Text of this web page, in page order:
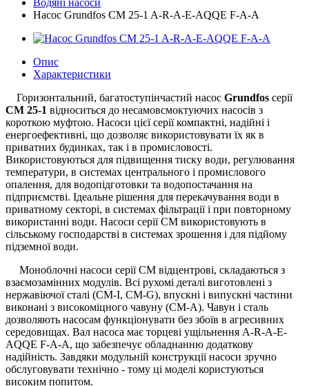
Насос Grundfos CM 25-1 A-R-A-E-AQQE F-A-A
Опис
Характеристики
Горизонтальний, багатоступінчастий насос Grundfos серії
CM 25-1 відноситься до несамовсмоктуючих насосів з
короткою муфтою. Насоси цієї серії компактні, надійні і
енергоефективні, що дозволяє використовувати їх як в
приватних будинках, так і в промисловості.
Використовуються для підвищення тиску води, регулювання
температури, в системах центрального і промислового
опалення, для водопідготовки та водопостачання на
підприємстві. Ідеальне рішення для перекачування води в
приватному секторі, в системах фільтрації і при повторному
використанні води. Насоси серії СМ використовують в
сільському господарстві в системах зрошення і для підйому
підземної води.
Моноблочні насоси серії CM відцентрові, складаються з
взаємозамінних модулів. Всі рухомі деталі виготовлені з
нержавіючої сталі (СМ-I, СМ-G), впускні і випускні частини
виконані з високоміцного чавуну (СМ-А). Чавун і сталь
дозволяють насосам функціонувати без збоїв в агресивних
середовищах. Вал насоса має торцеві ущільнення A-R-A-E-
AQQE F-A-A, що забезпечує обладнанню додаткову
надійність. Завдяки модульній конструкції насоси зручно
обслуговувати технічно - тому ці моделі користуються
високим попитом.